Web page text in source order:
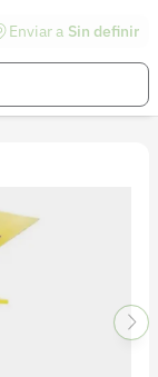
Enviar a Sin definir